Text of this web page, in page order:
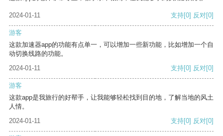
2024-01-11 支持[0] 反对[0]
游客
这款加速器app的功能有点单一，可以增加一些新功能，比如增加一个自
动切换线路的功能。
2024-01-11
支持[0] 反对[0]
游客
这款app是我旅行的好帮手，让我能够轻松找到目的地，了解当地的风土
人情。
2024-01-11
支持[0] 反对[0]